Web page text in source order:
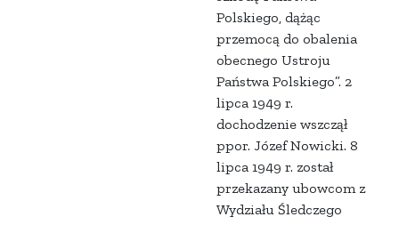
Polskiego, dążąc
przemocą do obalenia
obecnego Ustroju
Państwa Polskiego”. 2
lipca 1949 r.
dochodzenie wszczął
ppor. Józef Nowicki. 8
lipca 1949 r. został
przekazany ubowcom z
Wydziału Śledczego